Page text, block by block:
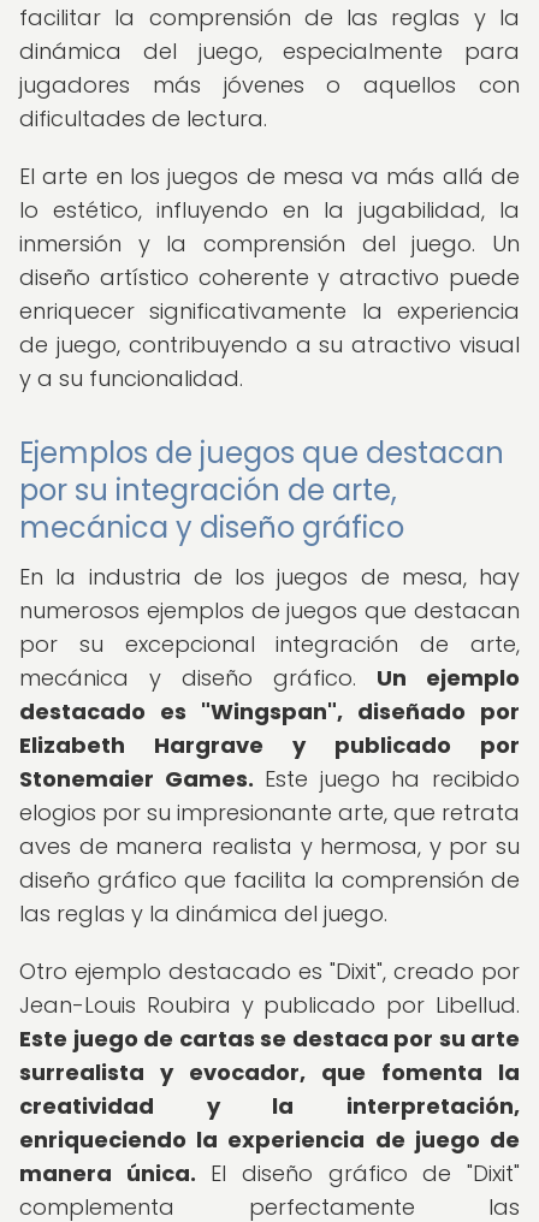
facilitar la comprensión de las reglas y la
dinámica del juego, especialmente para
jugadores más jóvenes o aquellos con
dificultades de lectura.
El arte en los juegos de mesa va más allá de
lo estético, influyendo en la jugabilidad, la
inmersión y la comprensión del juego. Un
diseño artístico coherente y atractivo puede
enriquecer significativamente la experiencia
de juego, contribuyendo a su atractivo visual
y a su funcionalidad.
Ejemplos de juegos que destacan
por su integración de arte,
mecánica y diseño gráfico
En la industria de los juegos de mesa, hay
numerosos ejemplos de juegos que destacan
por su excepcional integración de arte,
mecánica y diseño gráfico. Un ejemplo
destacado es "Wingspan", diseñado por
Elizabeth Hargrave y publicado por
Stonemaier Games. Este juego ha recibido
elogios por su impresionante arte, que retrata
aves de manera realista y hermosa, y por su
diseño gráfico que facilita la comprensión de
las reglas y la dinámica del juego.
Otro ejemplo destacado es "Dixit", creado por
Jean-Louis Roubira y publicado por Libellud.
Este juego de cartas se destaca por su arte
surrealista y evocador, que fomenta la
creatividad y la interpretación,
enriqueciendo la experiencia de juego de
manera única. El diseño gráfico de "Dixit"
complementa perfectamente las